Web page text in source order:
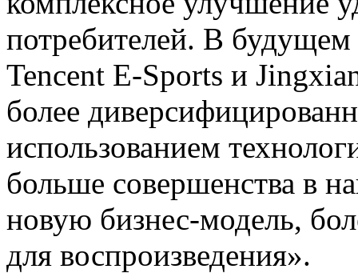
потребителей. В будущем
Tencent E-Sports и
более
использованием
больше совершенства в
новую бизнес-модель,
для воспроизведения».